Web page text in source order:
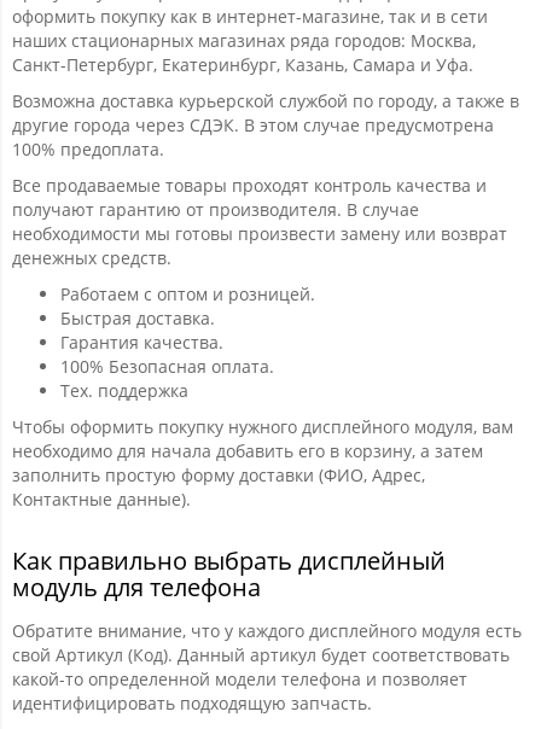
оформить покупку как в интернет-магазине, так и в сети
наших стационарных магазинах ряда городов: Москва,
Санкт-Петербург, Екатеринбург, Казань, Самара и Уфа.
Возможна доставка курьерской службой по городу, а также в
другие города через СДЭК. В этом случае предусмотрена
100% предоплата.
Все продаваемые товары проходят контроль качества и
получают гарантию от производителя. В случае
необходимости мы готовы произвести замену или возврат
денежных средств.
Работаем с оптом и розницей.
Быстрая доставка.
Гарантия качества.
100% Безопасная оплата.
Тех. поддержка
Чтобы оформить покупку нужного дисплейного модуля, вам
необходимо для начала добавить его в корзину, а затем
заполнить простую форму доставки (ФИО, Адрес,
Контактные данные).
Как правильно выбрать дисплейный
модуль для телефона
Обратите внимание, что у каждого дисплейного модуля есть
свой Артикул (Код). Данный артикул будет соответствовать
какой-то определенной модели телефона и позволяет
идентифицировать подходящую запчасть.